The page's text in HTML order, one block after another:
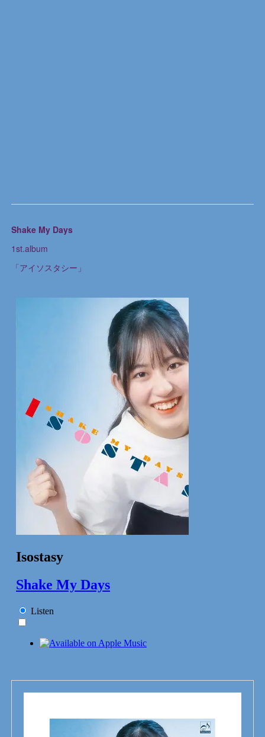
Shake My Days
1st.album
「アイソスタシー」